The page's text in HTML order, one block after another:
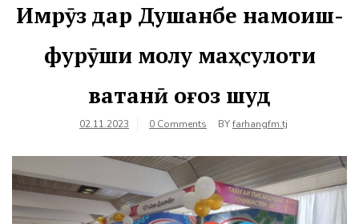
Имрӯз дар Душанбе намоиш-
фурӯши молу маҳсулоти
ватанӣ оғоз шуд
02.11.2023 0 Comments BYfarhangfm.tj